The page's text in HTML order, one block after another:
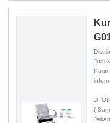
Jual
Kursi
Jl.
(